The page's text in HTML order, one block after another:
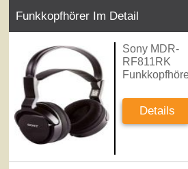
Funkkopfhörer Im Detail
Sony MDR-
RF811RK
Details